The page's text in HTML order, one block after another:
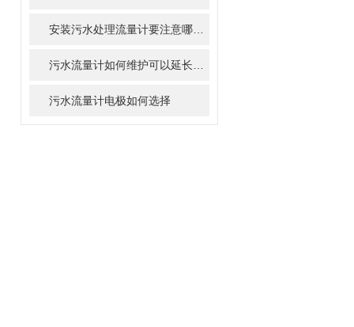
污水流量计电极如何选择